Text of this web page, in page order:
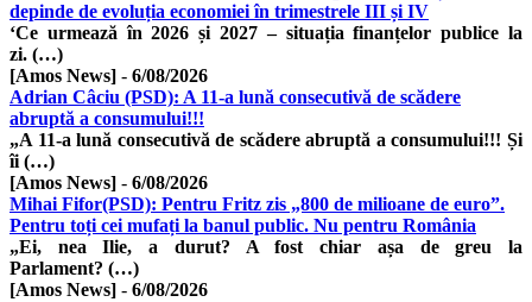
depinde de evoluția economiei în trimestrele III și IV
‘Ce urmează în 2026 și 2027 – situația finanțelor publice la
zi. (…)
[Amos News] - 6/08/2026
Adrian Câciu (PSD): A 11-a lună consecutivă de scădere
abruptă a consumului!!!
„A 11-a lună consecutivă de scădere abruptă a consumului!!! Și
îi (…)
[Amos News] - 6/08/2026
Mihai Fifor(PSD): Pentru Fritz zis „800 de milioane de euro”.
Pentru toți cei mufați la banul public. Nu pentru România
„Ei, nea Ilie, a durut? A fost chiar așa de greu la
Parlament? (…)
[Amos News] - 6/08/2026